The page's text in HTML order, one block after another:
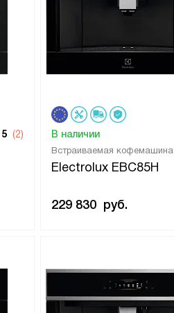
5 (2)
Встраиваемая кофемашина
Electrolux EBC85H
В наличии
229 830 руб.